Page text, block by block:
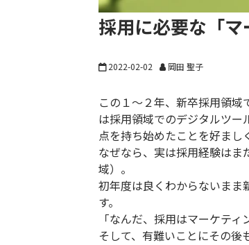
採用に必要な「マ
2022-02-02 岡田 聖子
この１～２年、新卒採用領
は採用領域でのデジタルツ
点を持ち始めたことを好まし
なぜなら、実は採用経験はま
域）。
初年度は良くわからないまま
す。
「なんだ、採用はマーケティ
そして、有難いことにその後